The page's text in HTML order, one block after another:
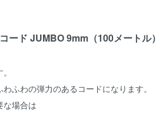
ード JUMBO 9mm（100メートル）
ふわの弾力のあるコードになります。
な場合は